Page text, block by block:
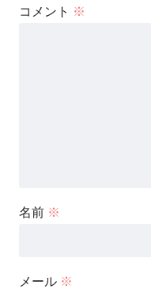
コメント ※
名前 ※
メール ※